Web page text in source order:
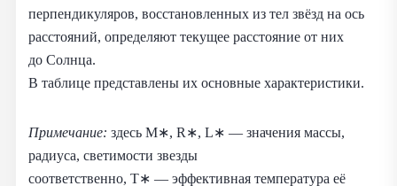
перпендикуляров, восстановленных из тел звёзд на ось
расстояний, определяют текущее расстояние от них
до Солнца.
В таблице представлены их основные характеристики.
Примечание: здесь M∗, R∗, L∗ — значения массы,
радиуса, светимости звезды
соответственно, T∗ — эффективная температура её